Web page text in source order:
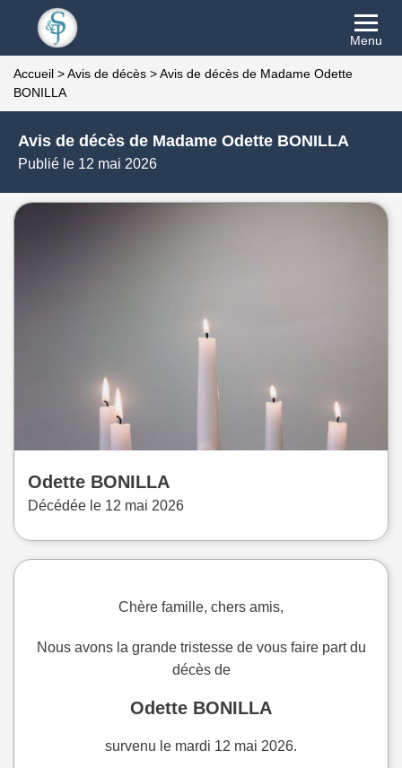
Menu
Accueil >Avis de décès >Avis de décès de Madame Odette
BONILLA
Avis de décès de Madame Odette BONILLA
Publié le 12 mai 2026
Odette BONILLA
Décédée le 12 mai 2026
Chère famille, chers amis,
Nous avons la grande tristesse de vous faire part du
décès de
Odette BONILLA
survenu le mardi 12 mai 2026.